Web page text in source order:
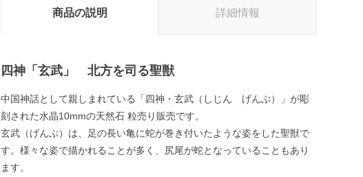
商品の説明 詳細情報
四神「玄武」 北方を司る聖獣
中国神話として親しまれている「四神・玄武（しじん げんぶ）」が彫
刻された水晶10mmの天然石 粒売り販売です。
玄武（げんぶ）は、足の長い亀に蛇が巻き付いたような姿をした聖獣で
す。様々な姿で描かれることが多く、尻尾が蛇となっていることもあり
ます。